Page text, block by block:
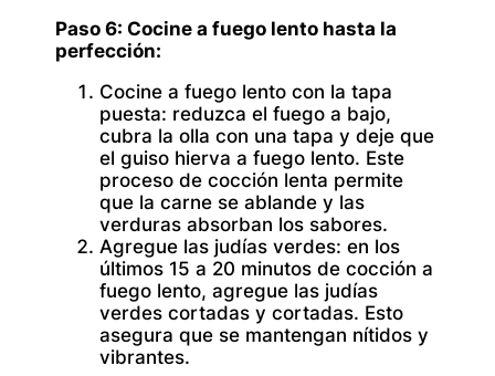
Paso 6: Cocine a fuego lento hasta la
perfección:
Cocine a fuego lento con la tapa
puesta: reduzca el fuego a bajo,
cubra la olla con una tapa y deje que
el guiso hierva a fuego lento. Este
proceso de cocción lenta permite
que la carne se ablande y las
verduras absorban los sabores.
Agregue las judías verdes: en los
últimos 15 a 20 minutos de cocción a
fuego lento, agregue las judías
verdes cortadas y cortadas. Esto
asegura que se mantengan nítidos y
vibrantes.